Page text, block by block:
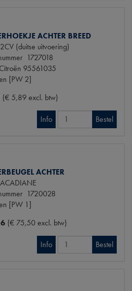
ACHTER BREED
2CV (duitse uitvoering)
1727018
95561035
[PW 2]
(€ 5,89 excl. btw)
Info Bestel
ACHTER
ACADIANE
1720028
[PW 1]
(€ 75,50 excl. btw)
Info Bestel